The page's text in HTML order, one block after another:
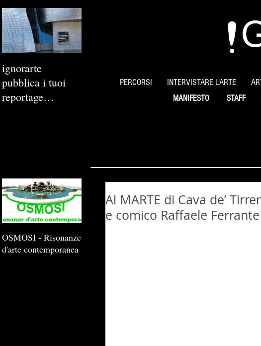
ignorarte
pubblica i tuoi
reportage
PERCORSI INTERVISTARE L'ARTE
MANIFESTO STAFF
Al MARTE di Cava de’
e comico Raffaele Ferrante
OSMOSI - Risonanze
d'arte contemporanea